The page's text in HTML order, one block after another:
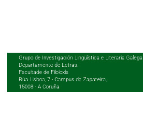
Grupo de Investigación Lingüística e Literaria Galega
Departamento de Letras.
Facultade de Filoloxía
Rúa Lisboa, 7 - Campus da Zapateira,
15008 - A Coruña